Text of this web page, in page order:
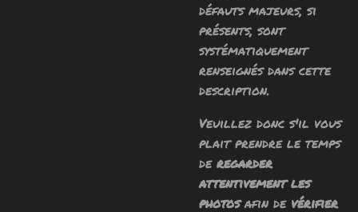
défauts majeurs, si
présents, sont
systématiquement
renseignés dans cette
description.
Veuillez donc s'il vous
plait prendre le temps
de regarder
attentivement les
photosafin de vérifier